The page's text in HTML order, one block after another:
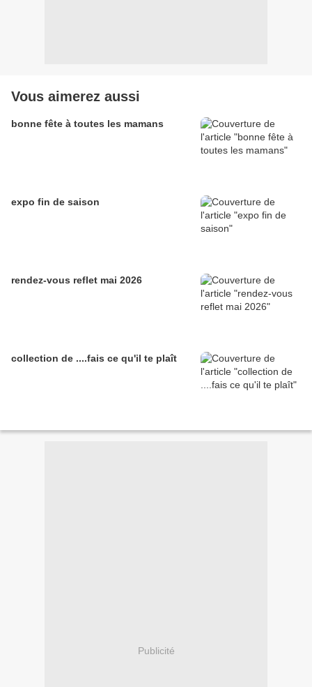
Vous aimerez aussi
bonne fête à toutes les mamans
expo fin de saison
rendez-vous reflet mai 2026
collection de ....fais ce qu'il te plaît
Publicité